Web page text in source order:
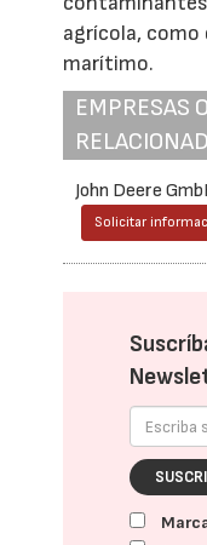
agrícola,
marítimo.
EMPRESAS
John Deere
Solicitar